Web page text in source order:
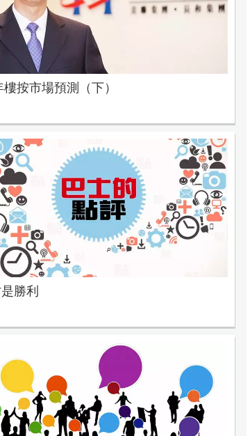
按市場預測（下）
勝利